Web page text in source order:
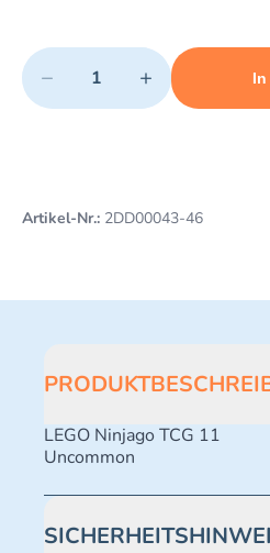
Quantity
− +
Minimum quantity: 1
Add 1 item to cart
Artikel-Nr.: 2DD00043-46
LEGO Ninjago TCG 11
Uncommon